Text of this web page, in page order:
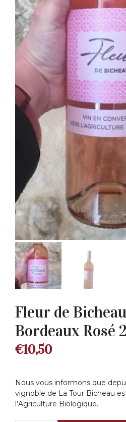
Fleur de
Bordeaux Rosé
€10,50
Nous vous informons que
vignoble de La Tour Bicheau
l’Agriculture Biologique.